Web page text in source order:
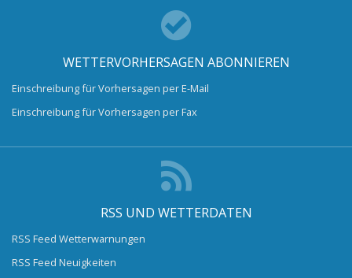
WETTERVORHERSAGEN ABONNIEREN
Einschreibung für Vorhersagen per E-Mail
Einschreibung für Vorhersagen per Fax
RSS UND WETTERDATEN
RSS Feed Wetterwarnungen
RSS Feed Neuigkeiten